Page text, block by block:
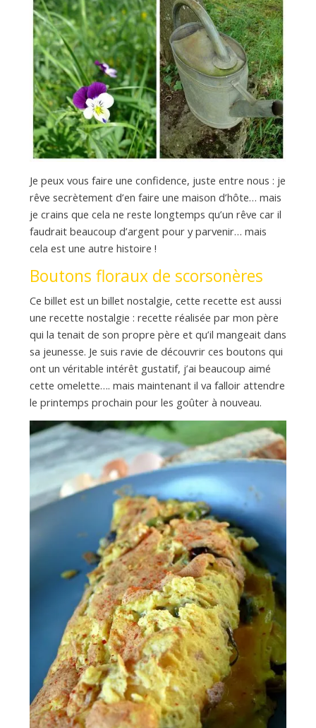
Je peux vous faire une confidence, juste entre nous : je
rêve secrètement d’en faire une maison d’hôte… mais
je crains que cela ne reste longtemps qu’un rêve car il
faudrait beaucoup d’argent pour y parvenir… mais
cela est une autre histoire !
Boutons floraux de scorsonères
Ce billet est un billet nostalgie, cette recette est aussi
une recette nostalgie : recette réalisée par mon père
qui la tenait de son propre père et qu’il mangeait dans
sa jeunesse. Je suis ravie de découvrir ces boutons qui
ont un véritable intérêt gustatif, j’ai beaucoup aimé
cette omelette…. mais maintenant il va falloir attendre
le printemps prochain pour les goûter à nouveau.